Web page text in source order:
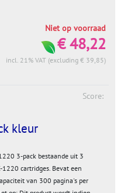
Niet op voorraad
€ 48,22
incl. 21% VAT (excluding € 39,85)
Score:
kleur
3-pack bestaande uit 3
1220 cartridges. Bevat een
van 300 pagina's per